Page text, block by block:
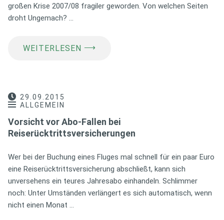
großen Krise 2007/08 fragiler geworden. Von welchen Seiten
droht Ungemach? …
WEITERLESEN ⟶
29.09.2015
ALLGEMEIN
Vorsicht vor Abo-Fallen bei
Reiserücktrittsversicherungen
Wer bei der Buchung eines Fluges mal schnell für ein paar Euro
eine Reiserücktrittsversicherung abschließt, kann sich
unversehens ein teures Jahresabo einhandeln. Schlimmer
noch: Unter Umständen verlängert es sich automatisch, wenn
nicht einen Monat …